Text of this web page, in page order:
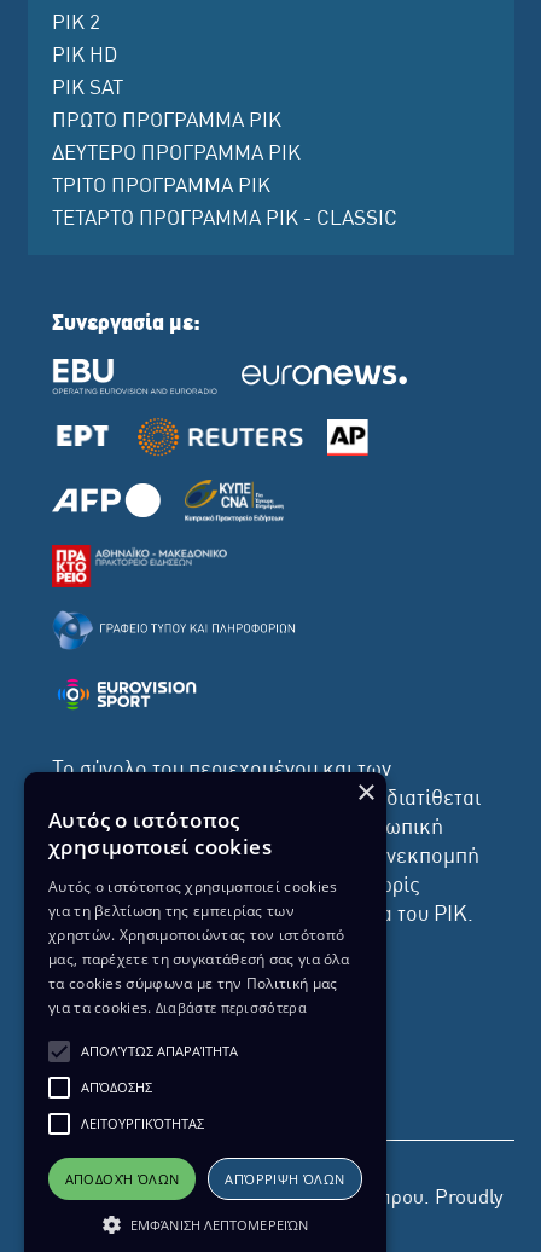
ΡΙΚ 2
ΡΙΚ HD
ΡΙΚ SAT
ΠΡΩΤΟ ΠΡΟΓΡΑΜΜΑ ΡΙΚ
ΔΕΥΤΕΡΟ ΠΡΟΓΡΑΜΜΑ ΡΙΚ
ΤΡΙΤΟ ΠΡΟΓΡΑΜΜΑ ΡΙΚ
ΤΕΤΑΡΤΟ ΠΡΟΓΡΑΜΜΑ ΡΙΚ - CLASSIC
Συνεργασία με:
Το σύνολο του περιεχομένου και των
υπηρεσιών της ιστοσελίδας του ΡΙΚ διατίθεται
στους επισκέπτες αυστηρά για προσωπική
χρήση. Απαγορεύεται η χρήση ή επανεκπομπή
του, σε οποιοδήποτε μορφή, με ή χωρίς
επεξεργασία και χωρίς γραπτή άδεια του ΡΙΚ.
ΔΙΚΑΙΩΜΑ ΠΡΟΣΤΑΣΙΑΣ ΔΕΔΟΜΕΝΩΝ
ΠΟΛΙΤΙΚΗ ΑΠΟΡΡΗΤΟΥ
ΔΙΑΘΕΣΗ ΑΡΧΕΙΑΚΟΥ ΥΛΙΚΟΥ
ΠΟΛΙΤΙΚΗ ΑΠΟΡΡΗΤΟΥ EUROVISION
Copyright 2026 Ραδιοφωνικό Ίδρυμα Κύπρου. Proudly
developed byPixel Actionsfor ΡΙΚ
×
Αυτός ο ιστότοπος
χρησιμοποιεί cookies
Αυτός ο ιστότοπος χρησιμοποιεί cookies
για τη βελτίωση της εμπειρίας των
χρηστών. Χρησιμοποιώντας τον ιστότοπό
μας, παρέχετε τη συγκατάθεσή σας για όλα
τα cookies σύμφωνα με την Πολιτική μας
για τα cookies. Διαβάστε περισσότερα
ΑΠΟΛΎΤΩΣ ΑΠΑΡΑΊΤΗΤΑ
ΑΠΌΔΟΣΗΣ
ΛΕΙΤΟΥΡΓΙΚΌΤΗΤΑΣ
ΑΠΟΔΟΧΉ ΌΛΩΝ ΑΠΌΡΡΙΨΗ ΌΛΩΝ
ΕΜΦΆΝΙΣΗ ΛΕΠΤΟΜΕΡΕΙΏΝ